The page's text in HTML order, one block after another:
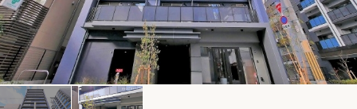
区から探す
人気エリアから探す
アクセスランキング